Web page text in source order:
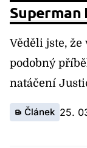
Superman
Věděli jste,
podobný
natáčení
Článek 25.